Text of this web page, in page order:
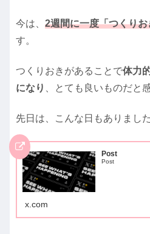
今は、 2週間に一度「つくりお
す。
つくりおきがあることで体力
になり
、とても良いものだと
先日は、こんな日もありまし
Post
Post
x.com